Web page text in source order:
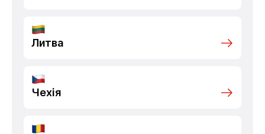
Литва
Чехія